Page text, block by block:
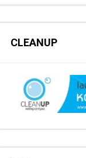
CLEANUP